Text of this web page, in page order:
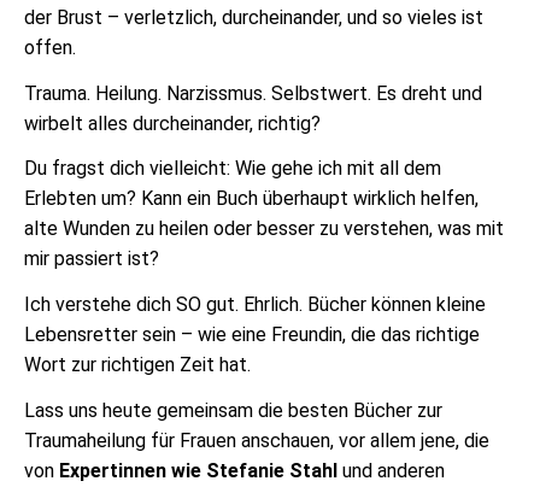
der Brust – verletzlich, durcheinander, und so vieles ist
offen.
Trauma. Heilung. Narzissmus. Selbstwert. Es dreht und
wirbelt alles durcheinander, richtig?
Du fragst dich vielleicht: Wie gehe ich mit all dem
Erlebten um? Kann ein Buch überhaupt wirklich helfen,
alte Wunden zu heilen oder besser zu verstehen, was mit
mir passiert ist?
Ich verstehe dich SO gut. Ehrlich. Bücher können kleine
Lebensretter sein – wie eine Freundin, die das richtige
Wort zur richtigen Zeit hat.
Lass uns heute gemeinsam die besten Bücher zur
Traumaheilung für Frauen anschauen, vor allem jene, die
von Expertinnen wie Stefanie Stahl und anderen